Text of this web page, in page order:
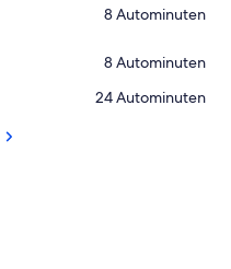
‪8 Autominuten‬
‪8 Autominuten‬
‪24 Autominuten‬